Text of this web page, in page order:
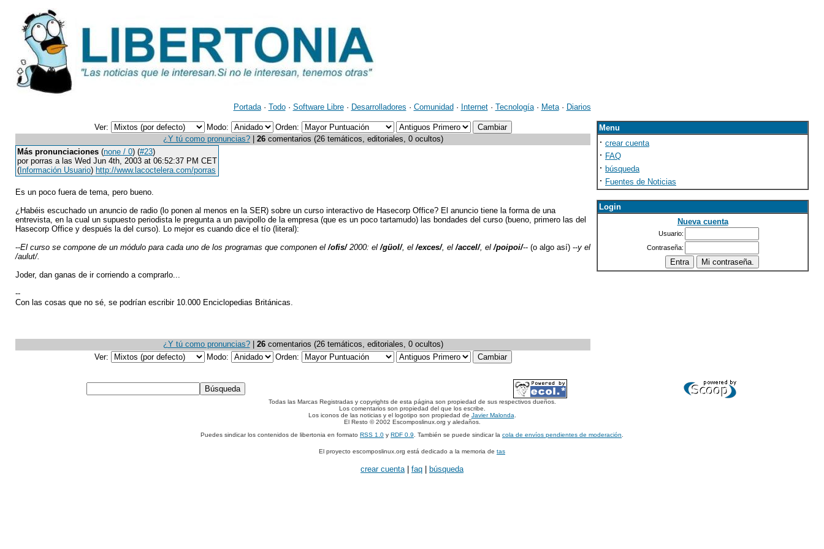
Portada· Todo· Software Libre· Desarrolladores · Comunidad · Internet· Tecnología· Meta· Diarios
Ver: Modo:
Orden:
¿Y tú como pronuncias?| 26comentarios (26 temáticos, editoriales, 0 ocultos)
Más pronunciaciones (none / 0) (#23)
por porras a las Wed Jun 4th, 2003 at 06:52:37 PM CET
( Información Usuario) http://www.lacoctelera.com/porras
Es un poco fuera de tema, pero bueno.
¿Habéis escuchado un anuncio de radio (lo ponen al menos en la SER) sobre un curso interactivo de Hasecorp Office? El anuncio tiene la forma de una
entrevista, en la cual un supuesto periodista le pregunta a un pavipollo de la empresa (que es un poco tartamudo) las bondades del curso (bueno, primero las del
Hasecorp Office y después la del curso). Lo mejor es cuando dice el tío (literal):
--El curso se compone de un módulo para cada uno de los programas que componen el/ofis/2000: el/güol/, el/exces/, el/accel/, el/poipoi/-- (o algo así) --y el
/aulut/.
Joder, dan ganas de ir corriendo a comprarlo...
--
Con las cosas que no sé, se podrían escribir 10.000 Enciclopedias Británicas.
¿Y tú como pronuncias?| 26comentarios (26 temáticos, editoriales, 0 ocultos)
Ver:
Modo: Orden:
Menu
· crear cuenta
· FAQ
· búsqueda
· Fuentes de Noticias
Login
Nueva cuenta
Usuario:
Contraseña:
Todas las Marcas Registradas y copyrights de esta página son propiedad de sus respectivos dueños.
Los comentarios son propiedad del que los escribe.
Los iconos de las noticias y el logotipo son propiedad de Javier Malonda
El Resto © 2002 Escomposlinux.org y aledaños.
Puedes sindicar los contenidos de libertonia en formato RSS 1.0 y RDF 0.9 . También se puede sindicar la cola de envíos pendientes de moderación
El proyecto escomposlinux.org está dedicado a la memoria de tas
crear cuenta| faq búsqueda